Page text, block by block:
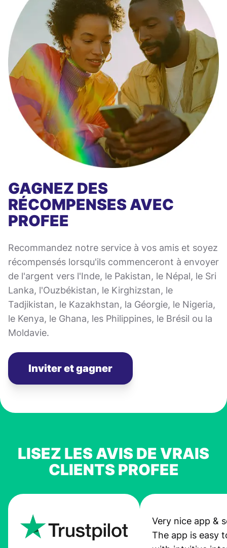
GAGNEZ DES
RÉCOMPENSES AVEC
PROFEE
Recommandez notre service à vos amis et soyez
récompensés lorsqu'ils commenceront à envoyer
de l'argent vers l'Inde, le Pakistan, le Népal, le Sri
Lanka, l'Ouzbékistan, le Kirghizstan, le
Tadjikistan, le Kazakhstan, la Géorgie, le Nigeria,
le Kenya, le Ghana, les Philippines, le Brésil ou la
Moldavie.
Inviter et gagner
LISEZ LES AVIS DE VRAIS
CLIENTS PROFEE
Very nice app &
The app is easy